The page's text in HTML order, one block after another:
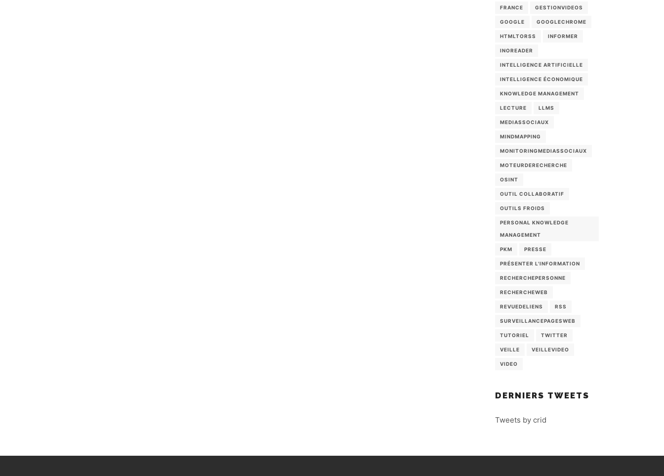
FRANCE GESTIONVIDEOS
GOOGLE GOOGLECHROME
HTMLTORSS INFORMER
INOREADER
INTELLIGENCE ARTIFICIELLE
INTELLIGENCE ÉCONOMIQUE
KNOWLEDGE MANAGEMENT
LECTURE LLMS
MEDIASSOCIAUX
MINDMAPPING
MONITORINGMEDIASSOCIAUX
MOTEURDERECHERCHE
OSINT
OUTIL COLLABORATIF
OUTILS FROIDS
PERSONAL KNOWLEDGE
MANAGEMENT
PKM PRESSE
PRÉSENTER L'INFORMATION
RECHERCHEPERSONNE
RECHERCHEWEB
REVUEDELIENS RSS
SURVEILLANCEPAGESWEB
TUTORIEL TWITTER
VEILLE VEILLEVIDEO
VIDEO
DERNIERS TWEETS
Tweets by crid